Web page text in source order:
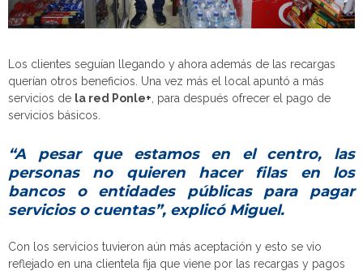
Los clientes seguían llegando y ahora además de las recargas
querían otros beneficios. Una vez más el local apuntó a más
servicios de la red Ponle+, para después ofrecer el pago de
servicios básicos.
“A pesar que estamos en el centro, las
personas no quieren hacer filas en los
bancos o entidades públicas para pagar
servicios o cuentas”, explicó Miguel.
Con los servicios tuvieron aún más aceptación y esto se vio
reflejado en una clientela fija que viene por las recargas y pagos